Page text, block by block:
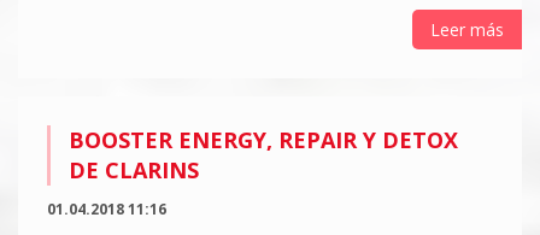
Leer más
BOOSTER ENERGY, REPAIR Y DETOX
DE CLARINS
01.04.2018 11:16